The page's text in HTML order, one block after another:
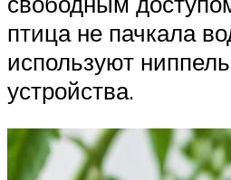
птица не пачкала
используют
устройства.